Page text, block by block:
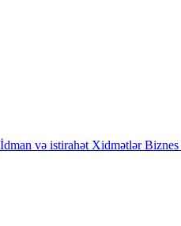
İdman və istirahət Xidmətlər Biznes